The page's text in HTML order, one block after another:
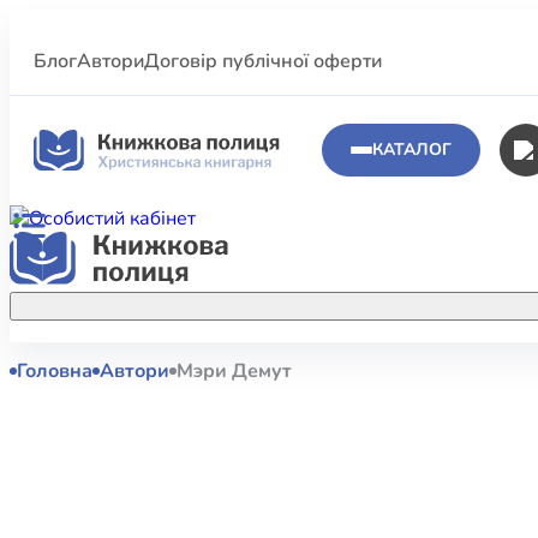
БлогАвториДоговір публічної оферти
КАТАЛОГ
Акційні пропозиції
Головна Автори Мэри Демут